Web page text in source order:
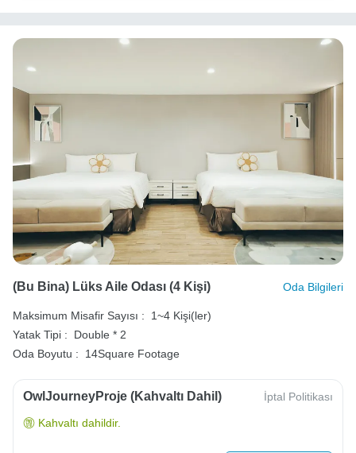
(Bu Bina) Lüks Aile Odası (4 Kişi) Oda Bilgileri
Maksimum Misafir Sayısı :
1~4 Kişi(ler)
Yatak Tipi :
Double * 2
Oda Boyutu :
14Square Footage
OwlJourneyProje (Kahvaltı Dahil) İptal Politikası
Kahvaltı dahildir.